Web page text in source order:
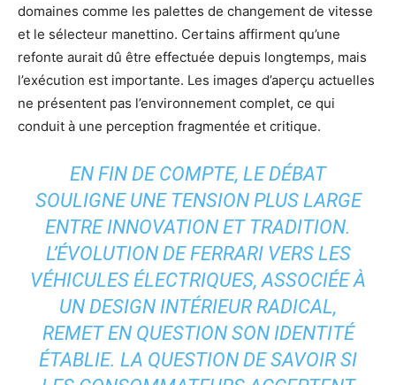
domaines comme les palettes de changement de vitesse
et le sélecteur manettino. Certains affirment qu’une
refonte aurait dû être effectuée depuis longtemps, mais
l’exécution est importante. Les images d’aperçu actuelles
ne présentent pas l’environnement complet, ce qui
conduit à une perception fragmentée et critique.
EN FIN DE COMPTE, LE DÉBAT
SOULIGNE UNE TENSION PLUS LARGE
ENTRE INNOVATION ET TRADITION.
L’ÉVOLUTION DE FERRARI VERS LES
VÉHICULES ÉLECTRIQUES, ASSOCIÉE À
UN DESIGN INTÉRIEUR RADICAL,
REMET EN QUESTION SON IDENTITÉ
ÉTABLIE. LA QUESTION DE SAVOIR SI